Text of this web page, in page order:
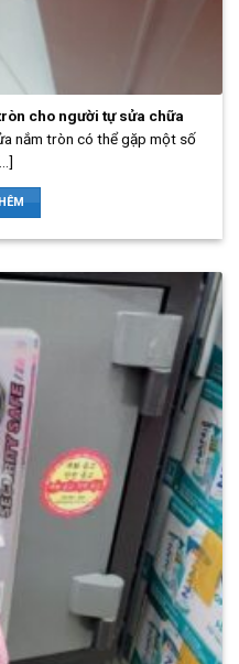
cho người tự sửa chữa
nắm tròn có thể gặp một số